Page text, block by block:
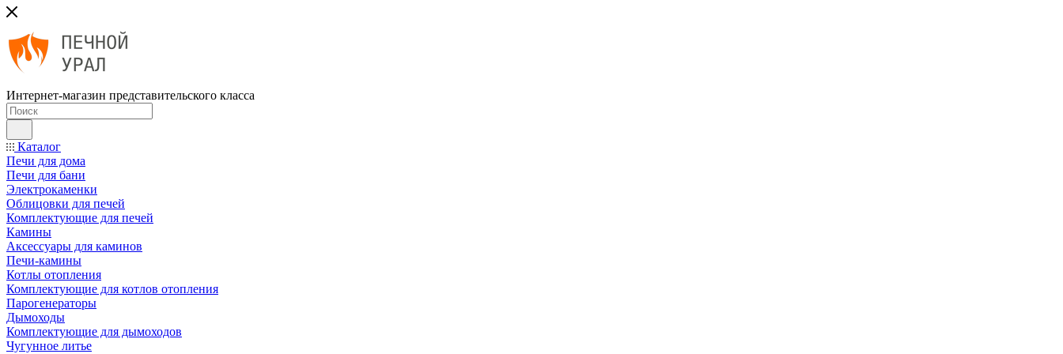
Интернет-магазин представительского класса
Каталог
Печи для дома
Печи для бани
Электрокаменки
Облицовки для печей
Комплектующие для печей
Камины
Аксессуары для каминов
Печи-камины
Котлы отопления
Комплектующие для котлов отопления
Парогенераторы
Дымоходы
Комплектующие для дымоходов
Чугунное литье